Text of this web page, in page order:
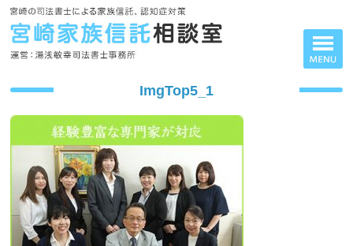
ImgTop5_1